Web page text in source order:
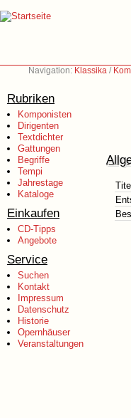
Navigation: Klassika /
Rubriken
Komponisten
Dirigenten
Textdichter
Gattungen
Begriffe
Tempi
Jahrestage
Kataloge
Einkaufen
CD-Tipps
Angebote
Service
Suchen
Kontakt
Impressum
Datenschutz
Historie
Opernhäuser
Veranstaltungen